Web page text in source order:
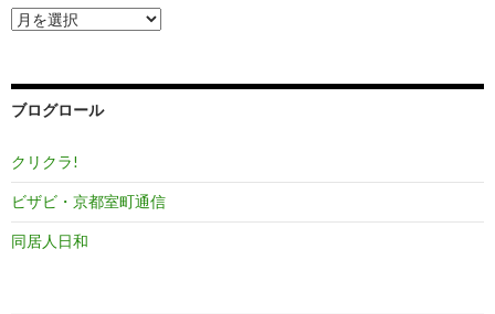
ア
ー
ブ
ブログロール
クリクラ!
ビザビ・京都室町通信
同居人日和